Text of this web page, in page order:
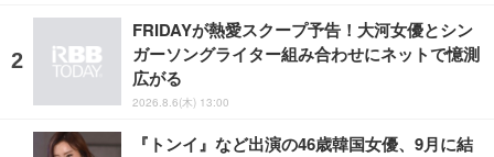
FRIDAYが熱愛スクープ予告！大河女優とシン
ガーソングライター組み合わせにネットで憶測
広がる
2026.8.6(木) 13:00
『トンイ』など出演の46歳韓国女優、9月に結